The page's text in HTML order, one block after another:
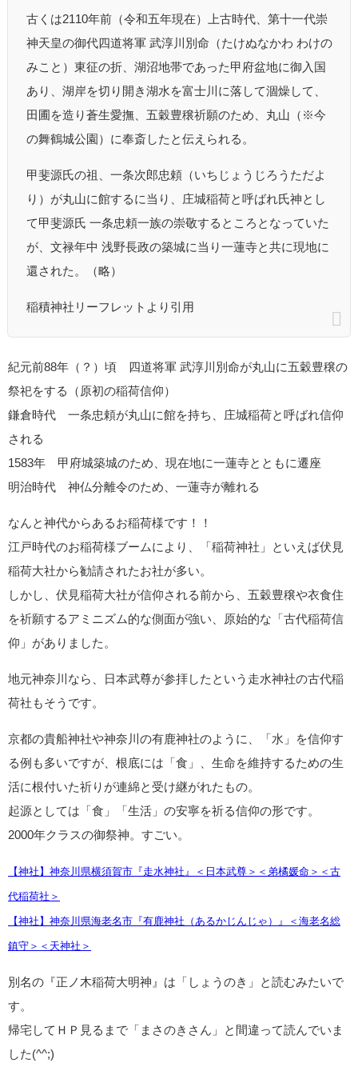
古くは2110年前（令和五年現在）上古時代、第十一代崇
神天皇の御代四道将軍 武淳川別命（たけぬなかわ わけの
みこと）東征の折、湖沼地帯であった甲府盆地に御入国
あり、湖岸を切り開き湖水を富士川に落して涸燥して、
田圃を造り蒼生愛撫、五穀豊穣祈願のため、丸山（※今
の舞鶴城公園）に奉斎したと伝えられる。
甲斐源氏の祖、一条次郎忠頼（いちじょうじろうただよ
り）が丸山に館するに当り、庄城稲荷と呼ばれ氏神とし
て甲斐源氏 一条忠頼一族の崇敬するところとなっていた
が、文禄年中 浅野長政の築城に当り一蓮寺と共に現地に
還された。（略）
稲積神社リーフレットより引用
紀元前88年（？）頃 四道将軍 武淳川別命が丸山に五穀豊穣の
祭祀をする（原初の稲荷信仰）
鎌倉時代 一条忠頼が丸山に館を持ち、庄城稲荷と呼ばれ信仰
される
1583年 甲府城築城のため、現在地に一蓮寺とともに遷座
明治時代 神仏分離令のため、一蓮寺が離れる
なんと神代からあるお稲荷様です！！
江戸時代のお稲荷様ブームにより、「稲荷神社」といえば伏見
稲荷大社から勧請されたお社が多い。
しかし、伏見稲荷大社が信仰される前から、五穀豊穣や衣食住
を祈願するアミニズム的な側面が強い、原始的な「古代稲荷信
仰」がありました。
地元神奈川なら、日本武尊が参拝したという走水神社の古代稲
荷社もそうです。
京都の貴船神社や神奈川の有鹿神社のように、「水」を信仰す
る例も多いですが、根底には「食」、生命を維持するための生
活に根付いた祈りが連綿と受け継がれたもの。
起源としては「食」「生活」の安寧を祈る信仰の形です。
2000年クラスの御祭神。すごい。
【神社】神奈川県横須賀市『走水神社』＜日本武尊＞＜弟橘媛命＞＜古
代稲荷社＞
【神社】神奈川県海老名市『有鹿神社（あるかじんじゃ）』＜海老名総
鎮守＞＜天神社＞
別名の『正ノ木稲荷大明神』は「しょうのき」と読むみたいで
す。
帰宅してＨＰ見るまで「まさのきさん」と間違って読んでいま
した(^^;)